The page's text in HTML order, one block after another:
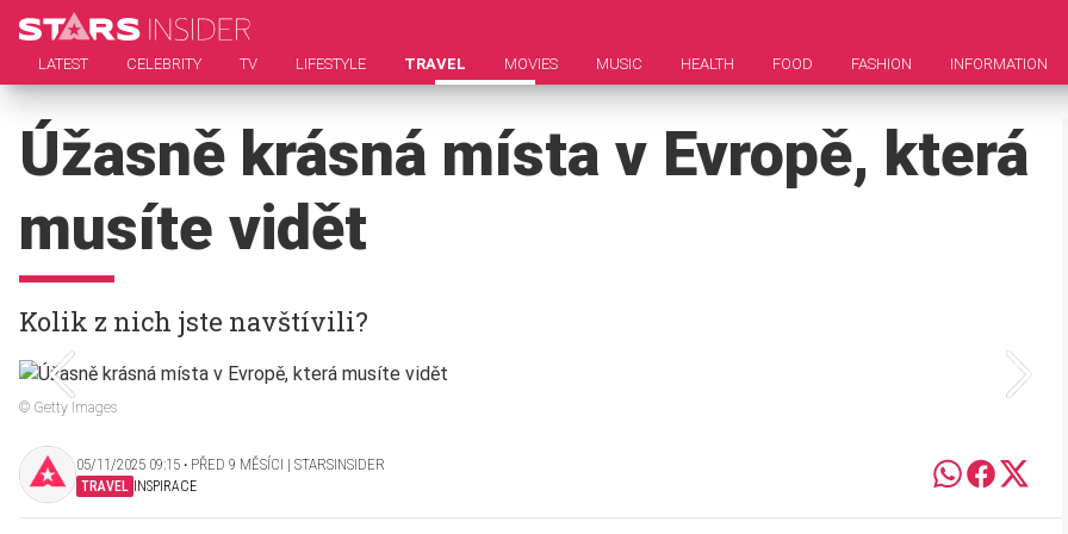
LATEST CELEBRITY TV LIFESTYLE TRAVEL MOVIES MUSIC HEALTH FOOD FASHION INFORMATION
Úžasně krásná místa v Evropě, která
musíte vidět
Kolik z nich jste navštívili?
© Getty Images
05/11/2025 09:15 ‧ PŘED 9 MĚSÍCI | STARSINSIDER
TRAVEL INSPIRACE